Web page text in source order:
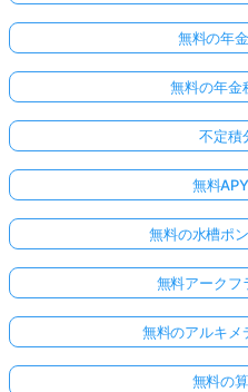
無料の年
無料の年金
不定積
無料
無料の水槽ポ
無料アークフ
無料のアルキメ
無料の